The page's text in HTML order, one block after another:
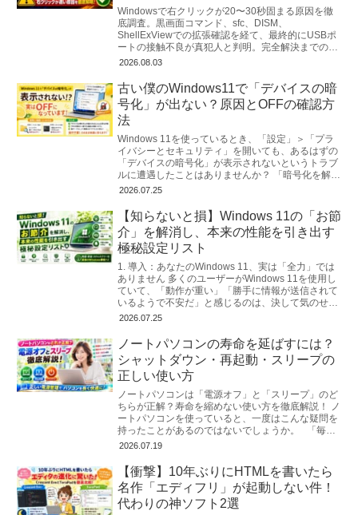
Windowsで右クリックが20〜30秒固まる原因を徹
底調査。黒画面コマンド、sfc、DISM、
ShellExViewでの拡張確認を経て、最終的にUSBポ
ートの接触不良が真犯人と判明。完全解決までの全
手順を詳しく解説。
2026.08.03
古い僕のWindows11で「デバイスの暗
号化」が出ない？原因とOFFの確認方
法
Windows 11を使っているとき、「設定」＞「プラ
イバシーとセキュリティ」を開いても、あるはずの
「デバイスの暗号化」が表示されないというトラブ
ルに遭遇したことはありませんか？ 「暗号化を解除
（OFF）したいのに、メニ...
2026.07.25
【知らないと損】Windows 11の「お節
介」を解消し、本来の性能を引き出す
極秘設定リスト
1. 導入：あなたのWindows 11、実は「全力」では
ありません 多くのユーザーがWindows 11を使用し
ていて、「動作が重い」「勝手に情報が送信されて
いるようで不安だ」と感じるのは、決して気のせい
ではありません...
2026.07.25
ノートパソコンの寿命を延ばすには？
シャットダウン・再起動・スリープの
正しい使い方
ノートパソコンは「電源オフ」と「スリープ」のど
ちらが正解？寿命を縮めない使い方を徹底解説！ ノ
ートパソコンを使っていると、一度はこんな疑問を
持ったことがあるのではないでしょうか。 「毎日
シャットダウンした方...
2026.07.19
【衝撃】10年ぶりにHTMLを書いたら
名作「エディフリ」が起動しない件！
代わりの神ソフト2選